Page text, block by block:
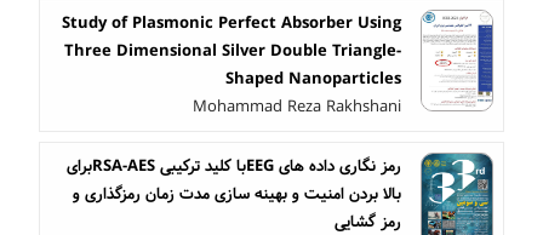
Study of Plasmonic Perfect Absorber Using
Three Dimensional Silver Double Triangle-
Shaped Nanoparticles
Mohammad Reza Rakhshani
رمز نگاری داده های EEGبا کلید ترکیبی RSA-AESبرای
بالا بردن امنیت و بهینه سازی مدت زمان رمزگذاری و
رمز گشایی